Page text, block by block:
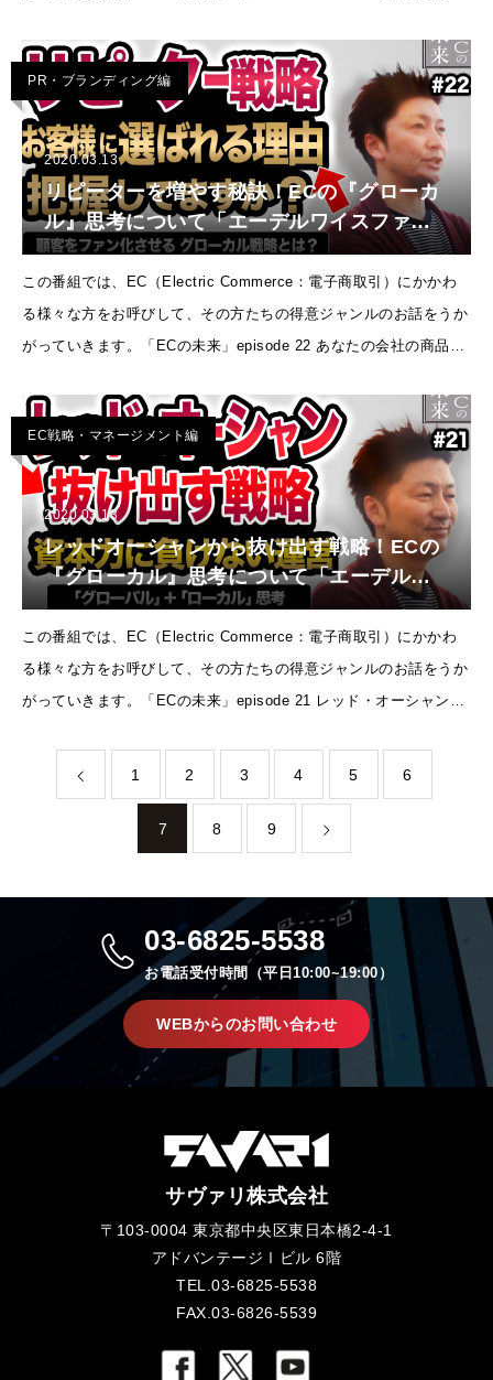
PR・ブランディング編
2020.03.13
リピーターを増やす秘訣！ECの『グローカ
ル』思考について「エーデルワイスファー
ム」に独占インタビュー！【ECの未来
EP22】
この番組では、EC（Electric Commerce：電子商取引）にかかわ
る様々な方をお呼びして、その方たちの得意ジャンルのお話をうか
がっていきます。「ECの未来」episode 22 あなたの会社の商品や
EC戦略・マネージメント編
2020.03.13
レッドオーシャンから抜け出す戦略！ECの
『グローカル』思考について「エーデルワ
イスファーム」に独占インタビュー！【EC
の未来 EP21】
この番組では、EC（Electric Commerce：電子商取引）にかかわ
る様々な方をお呼びして、その方たちの得意ジャンルのお話をうか
がっていきます。「ECの未来」episode 21 レッド・オーシャンか
1 2 3 4 5 6
7 8 9
03-6825-5538
お電話受付時間（平日10:00~19:00）
WEBからのお問い合わせ
サヴァリ株式会社
〒103-0004 東京都中央区東日本橋2-4-1
アドバンテージⅠビル 6階
TEL.03-6825-5538
FAX.03-6826-5539